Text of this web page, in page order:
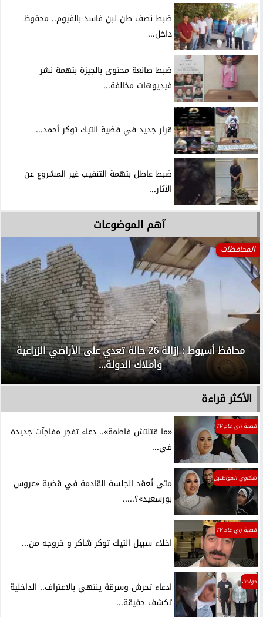
ضبط نصف طن لبن فاسد بالفيوم.. محفوظ
داخل...
ضبط صانعة محتوى بالجيزة بتهمة نشر
فيديوهات مخالفة...
قرار جديد في قضية التيك توكر أحمد...
ضبط عاطل بتهمة التنقيب غير المشروع عن
الآثار...
آهم الموضوعات
المحافظات
محافظ أسيوط : إزالة 26 حالة تعدي على الأراضي الزراعية
وأملاك الدولة...
الأكثر قراءة
قضية راي عام TV
«ما قتلتش فاطمة».. دعاء تفجر مفاجآت جديدة
في...
شكاوي المواطنين
متى تُعقد الجلسة القادمة في قضية «عروس
بورسعيد»؟.....
قضية راي عام TV
اخلاء سبيل التيك توكر شاكر و خروجه من...
حوادث
ادعاء تحرش وسرقة ينتهي بالاعتراف.. الداخلية
تكشف حقيقة...